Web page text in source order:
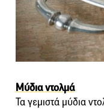
Μύδια ντολμά
Τα γεμιστά μύδια